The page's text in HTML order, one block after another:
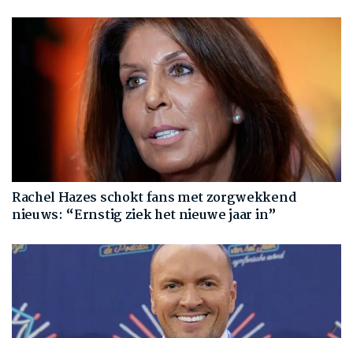
Rachel Hazes schokt fans met zorgwekkend
nieuws: “Ernstig ziek het nieuwe jaar in”